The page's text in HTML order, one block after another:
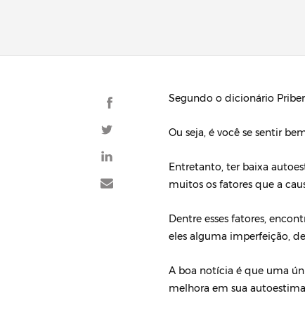
Segundo o dicionário
Ou seja, é você se sentir
Entretanto, ter baixa
muitos os fatores que a
Dentre esses fatores,
eles alguma imperfeição,
A boa notícia é que uma
melhora em sua